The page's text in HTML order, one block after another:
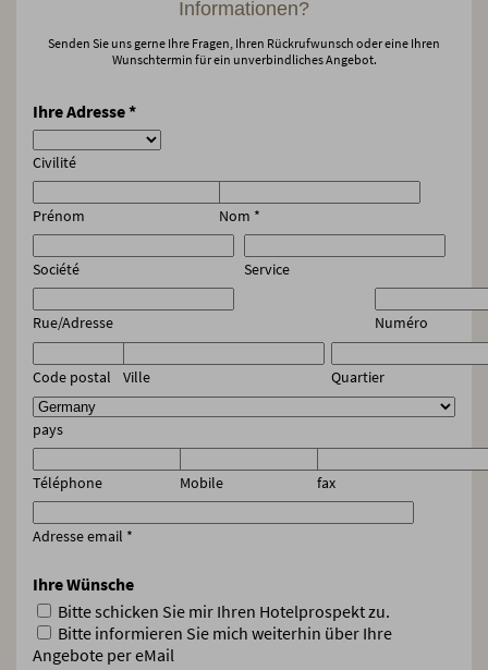
Informationen?
Senden Sie uns gerne Ihre Fragen, Ihren Rückrufwunsch oder eine Ihren
Wunschtermin für ein unverbindliches Angebot.
Ihre Adresse*
Civilité
Prénom Nom *
Société Service
Rue/Adresse Numéro
Code postal Ville Quartier
pays
Téléphone Mobile fax
Adresse email *
Ihre Wünsche
Bitte schicken Sie mir Ihren Hotelprospekt zu.
Bitte informieren Sie mich weiterhin über Ihre
Angebote per eMail